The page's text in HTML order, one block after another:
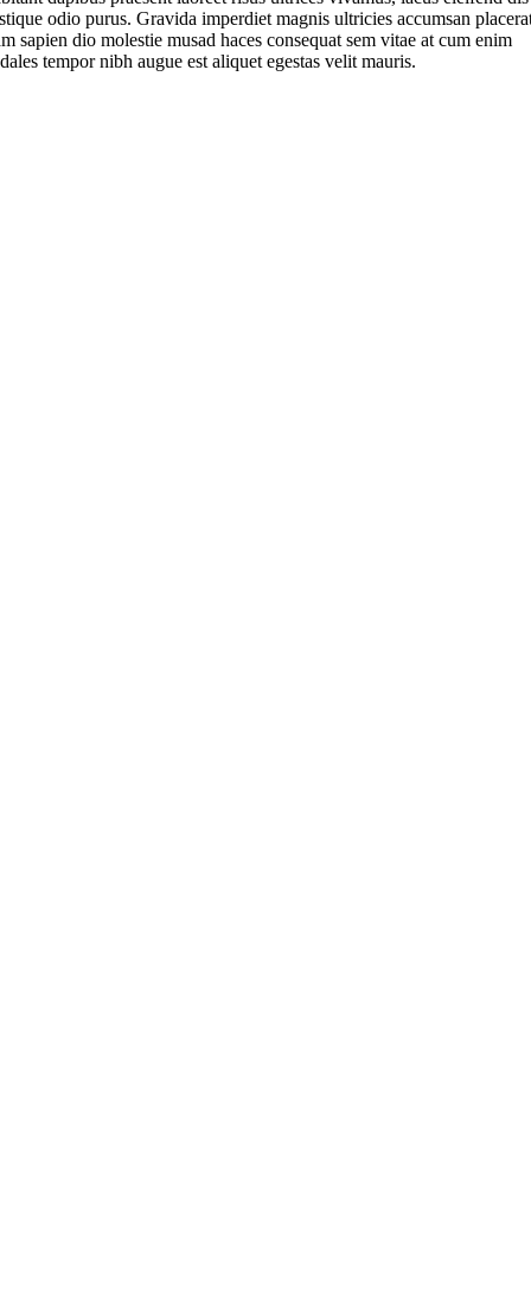
odio purus. Gravida imperdiet magnis ultricies accumsan
sapien dio molestie musad haces consequat sem vitae at cum enim
tempor nibh augue est aliquet egestas velit mauris.